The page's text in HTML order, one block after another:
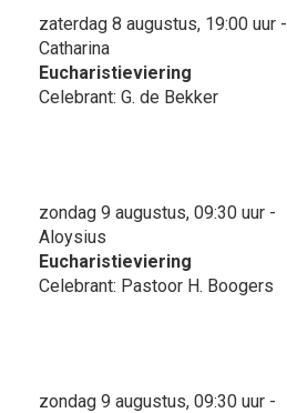
zaterdag 8 augustus, 19:00 uur -
Catharina
Eucharistieviering
Celebrant: G. de Bekker
zondag 9 augustus, 09:30 uur -
Aloysius
Eucharistieviering
Celebrant: Pastoor H. Boogers
zondag 9 augustus, 09:30 uur -